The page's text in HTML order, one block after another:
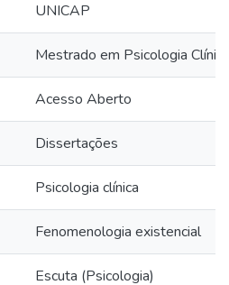
UNICAP
Mestrado em Psicologia Clínica
Acesso Aberto
Dissertações
Psicologia clínica
Fenomenologia existencial
Escuta (Psicologia)